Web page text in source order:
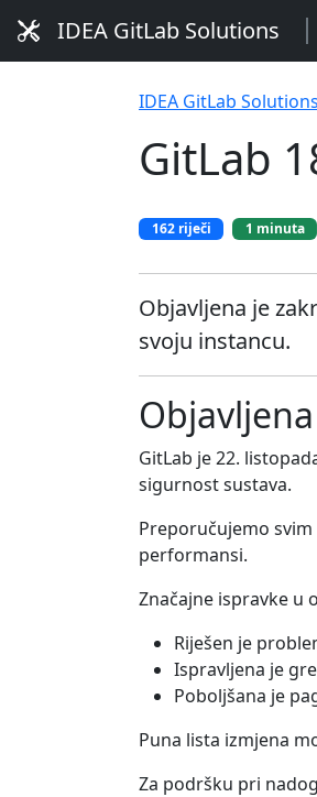
IDEA GitLab Solutions
IDEA GitLab
GitLab
162 riječi 1 minuta
Objavljena je
svoju instancu.
GitLab je 22.
sigurnost sustava.
Preporučujemo
performansi.
Značajne ispravke u
Riješen je
Ispravljena je
Poboljšana je
Puna lista izmjena
Za podršku pri